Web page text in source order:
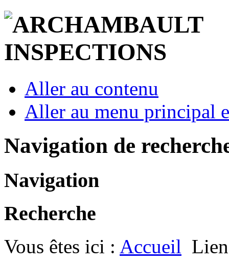
Aller au contenu
Aller au menu principal
Navigation de
Navigation
Recherche
Vous êtes ici : Accueil